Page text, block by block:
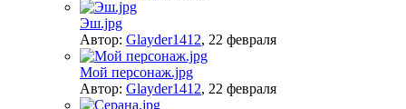
Эш.jpg
Автор: Glayder1412, 22 февраля
Мой персонаж.jpg
Автор: Glayder1412, 22 февраля